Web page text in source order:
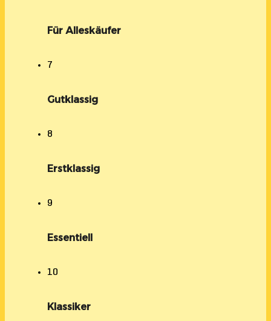
Für Alleskäufer
7
Gutklassig
8
Erstklassig
9
Essentiell
10
Klassiker